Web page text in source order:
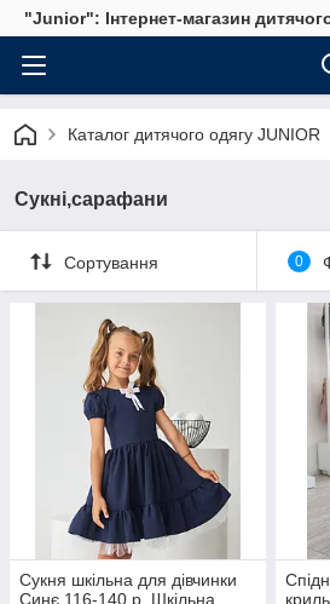
"Junior": Інтернет-магазин
Каталог дитячого одягу JUNIOR
Сукні,сарафани
Сортування 0
Сукня шкільна для дівчинки
Синє 116-140 р. Шкільна